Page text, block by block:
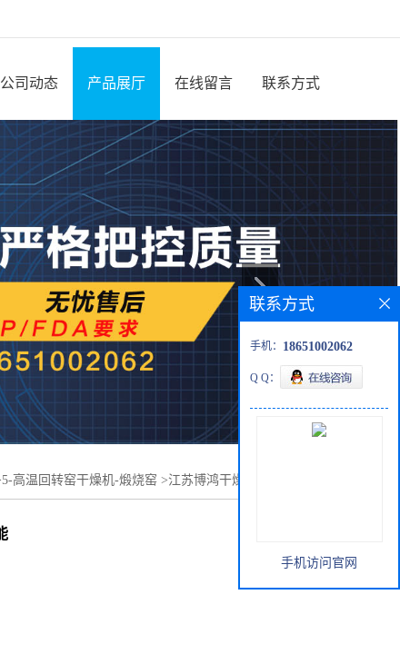
公司动态 产品展厅 在线留言 联系方式
5-高温回转窑干燥机-煅烧窑 >江苏博鸿干燥 玻璃纤维粉专
联系方式
手机： 18651002062
Q Q：
手机访问官网